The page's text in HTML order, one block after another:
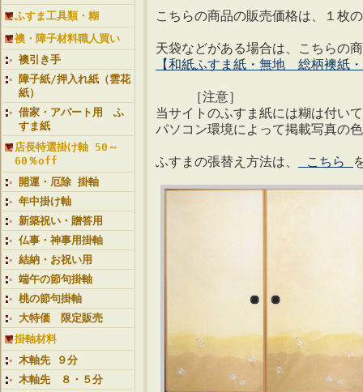
ふすま工具類・糊
襖・障子材料職人買い
襖引き手
障子紙/押入れ紙（雲花
紙）
借家・アパート用 ふ
すま紙
店長特選掛け軸 50～
60％off
開運・厄除 掛軸
年中掛け軸
新築祝い・贈答用
仏事・神事用掛軸
結納・お祝い用
端午の節句掛軸
桃の節句掛軸
大特価 限定販売
掛軸材料
木軸先 ９分
木軸先 ８・５分
こちらの商品の販売価格は、１
天袋などがある場合は、こちらの
【和紙ふすま紙・無地 総柄襖紙
［注意］
当サイトのふすま紙には糊は付い
パソコン環境によって掲載写真の
ふすまの張替え方法は、 こちら